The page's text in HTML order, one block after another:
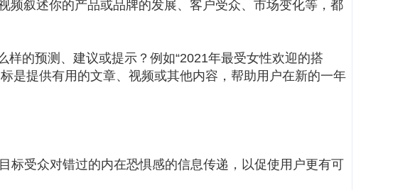
频叙述你的产品或品牌的发展、客户受众、市场变化等，都
的预测、建议或提示？例如“2021年最受女性欢迎的搭
是提供有用的文章、视频或其他内容，帮助用户在新的一年
标受众对错过的内在恐惧感的信息传递，以促使用户更有可